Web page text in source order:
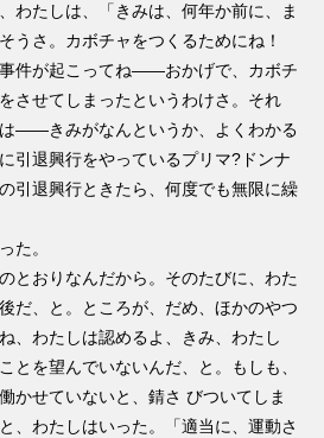
たしは、「きみは、何年か前に、ま
うさ。カボチャをつくるためにね！
件が起こってね――おかげで、カボチ
させてしまったというわけさ。それ
――きみがなんというか、よくわかる
退興行をやっているプリマ?ドンナ
引退興行ときたら、何度でも無限に繰
た。
おりなんだから。そのたびに、わた
だ、と。ところが、だめ、ほかのやつ
、わたしは認めるよ、きみ、わたし
とを望んでいないんだ、と。もしも、
かせていないと、錆さ びついてしま
、わたしはいった。「適当に、運動さ